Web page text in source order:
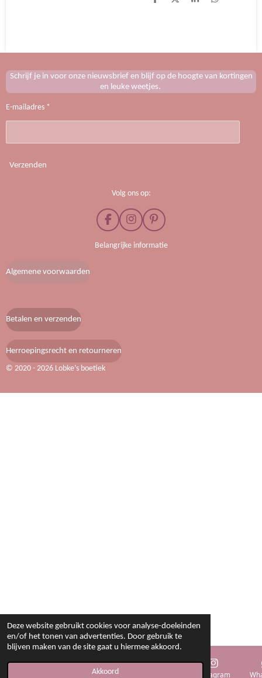
Deze website gebruikt cookies voor analyse-doeleinden
en/of het tonen van advertenties. Door gebruik te
blijven maken van de site gaat u hiermee akkoord.
Akkoord
D
D
S
D
Schrijf je in voor onze nieuwsbrief en blijf op de hoogte van kortingen
en leuke weetjes.
E-mailadres *
Verzenden
Volg ons op:
F
c
I
s
P
n
Belangrijke informatie
Algemene voorwaarden
Betalen en verzenden
Herroepingsrecht en retourneren
© 2020 - 2026 Lobke’s boetiek
Telefoonnummer Instagram